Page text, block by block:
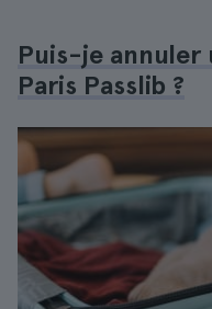
Puis-je annuler
Paris Passlib ?